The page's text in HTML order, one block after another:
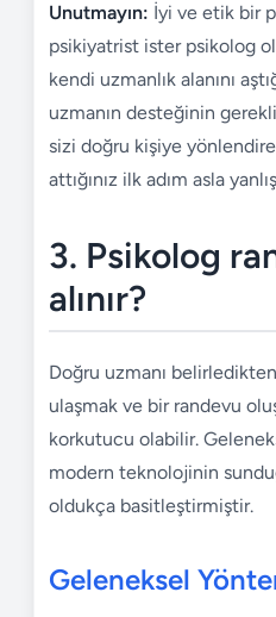
Unutmayın: İyi ve etik bir
psikiyatrist ister psikolog
kendi uzmanlık alanını
uzmanın desteğinin
sizi doğru kişiye
attığınız ilk adım asla
3. Psikolog
alınır?
Doğru uzmanı
ulaşmak ve bir randevu
korkutucu olabilir.
modern teknolojinin
oldukça basitleştirmiştir.
Geleneksel